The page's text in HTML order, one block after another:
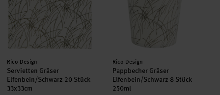
Hersteller:
Rico Design
Servietten Gräser
Elfenbein/Schwarz 20 Stück
33x33cm
Hersteller:
Rico Design
Pappbecher Gräser
Elfenbein/Schwarz 8 Stück
250ml